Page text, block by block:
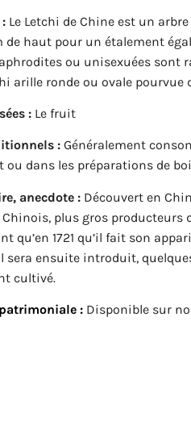
Le Letchi de Chine est un
de haut pour un étalement
ou unisexuées sont
arille ronde ou ovale pourvue
: Le fruit
: Généralement
ou dans les préparations de
anecdote : Découvert en
Chinois, plus gros
qu’en 1721 qu’il fait son
sera ensuite introduit,
cultivé.
: Disponible sur